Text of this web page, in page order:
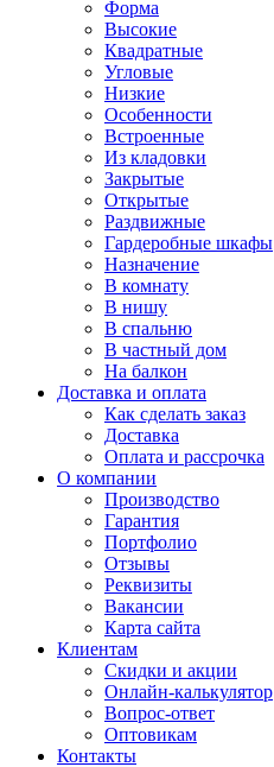
Форма
Высокие
Квадратные
Угловые
Низкие
Особенности
Встроенные
Из кладовки
Закрытые
Открытые
Раздвижные
Гардеробные шкафы
Назначение
В комнату
В нишу
В спальню
В частный дом
На балкон
Доставка и оплата
Как сделать заказ
Доставка
Оплата и рассрочка
О компании
Производство
Гарантия
Портфолио
Отзывы
Реквизиты
Вакансии
Карта сайта
Клиентам
Скидки и акции
Онлайн-калькулятор
Вопрос-ответ
Оптовикам
Контакты